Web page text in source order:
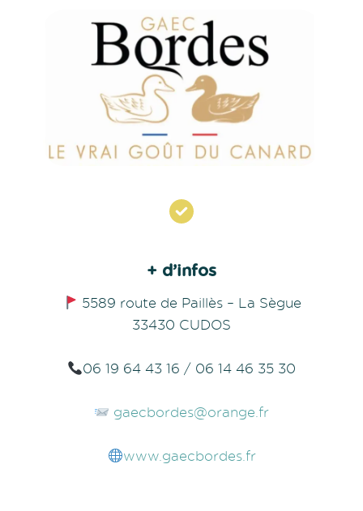
+ d’infos
5589 route de Paillès – La Sègue
33430 CUDOS
06 19 64 43 16 / 06 14 46 35 30
gaecbordes@orange.fr
www.gaecbordes.fr